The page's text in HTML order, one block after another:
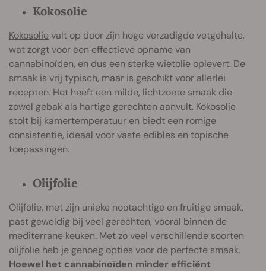
Kokosolie
Kokosolievalt op door zijn hoge verzadigde vetgehalte,
wat zorgt voor een effectieve opname van
cannabinoïden, en dus een sterke wietolie oplevert. De
smaak is vrij typisch, maar is geschikt voor allerlei
recepten. Het heeft een milde, lichtzoete smaak die
zowel gebak als hartige gerechten aanvult. Kokosolie
stolt bij kamertemperatuur en biedt een romige
consistentie, ideaal voor vaste edibles en topische
toepassingen.
Olijfolie
Olijfolie, met zijn unieke nootachtige en fruitige smaak,
past geweldig bij veel gerechten, vooral binnen de
mediterrane keuken. Met zo veel verschillende soorten
olijfolie heb je genoeg opties voor de perfecte smaak.
Hoewel het cannabinoïden minder efficiënt